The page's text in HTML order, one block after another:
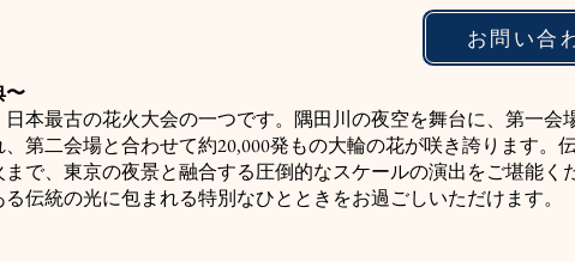
お問い合
〜
本最古の花火大会の一つです。隅田川の夜空を舞台に、第一会
第二会場と合わせて約20,000発もの大輪の花が咲き誇ります。
で、東京の夜景と融合する圧倒的なスケールの演出をご堪能く
伝統の光に包まれる特別なひとときをお過ごしいただけます。